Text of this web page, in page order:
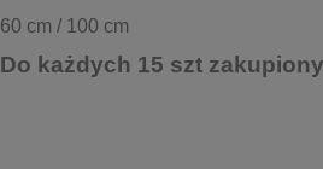
60 cm / 100 cm
Do każdych 15 szt